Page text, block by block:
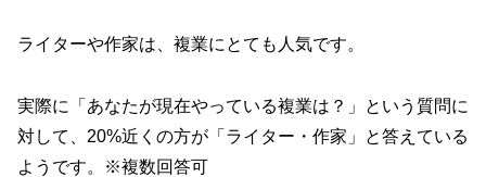
ライターや作家は、複業にとても人気です。
実際に「あなたが現在やっている複業は？」という質問に
対して、20%近くの方が「ライター・作家」と答えている
ようです。※複数回答可